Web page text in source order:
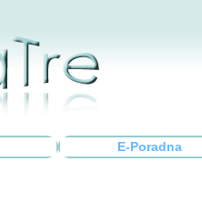
E-Poradna